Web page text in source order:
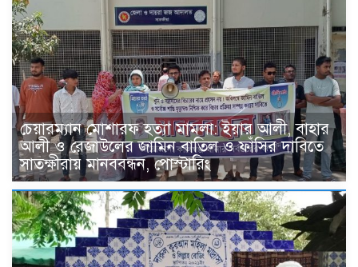
চেয়ারম্যান মোশারফ হত্যা মামলা: ইয়ার আলী, বাহার
আলী ও রেজাউলের জামিন বাতিল ও ফাঁসির দাবিতে
সাতক্ষীরায় মানববন্ধন, পোস্টারিং